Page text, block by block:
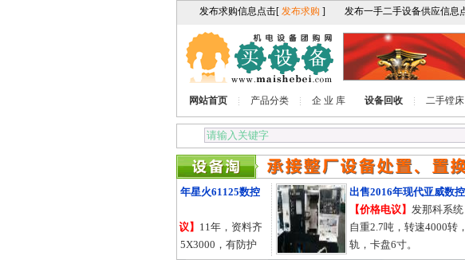
网站首页 产品分类 企 业 库 设备回收 二手镗床
出售2011年星火61125数控
【价格电议】11年，资料齐
全，61125X3000，有防护
出售2016年现代亚威数控车
【价格电议】发那科系统，
自重2.7吨，转速4000转，线
轨，卡盘6寸。